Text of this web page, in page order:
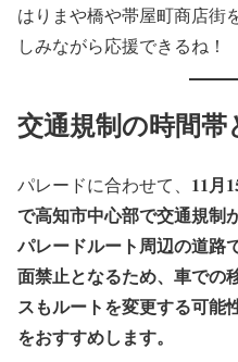
はりまや橋や帯屋町商店街
しみながら応援できるね！
交通規制の時間
パレードに合わせて、 11月
で高知市中心部で交通規制
パレードルート周辺の道路
面禁止となるため、車での
スもルートを変更する可能
をおすすめします。